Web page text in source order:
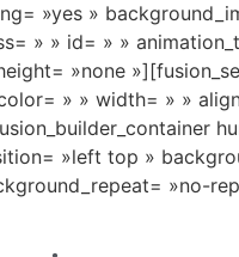
»yes »
» » id= » »
»none
» » width= » »
»left top »
»no-